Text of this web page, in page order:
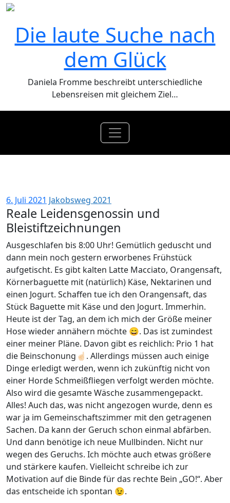
Zum
springenDie laute Suche nach
dem Glück
Daniela Fromme beschreibt unterschiedliche
Lebensreisen mit gleichem Ziel…
6. Juli 2021 Jakobsweg 2021
Reale Leidensgenossin und
Bleistiftzeichnungen
Ausgeschlafen bis 8:00 Uhr! Gemütlich geduscht und
dann mein noch gestern erworbenes Frühstück
aufgetischt. Es gibt kalten Latte Macciato, Orangensaft,
Körnerbaguette mit (natürlich) Käse, Nektarinen und
einen Jogurt. Schaffen tue ich den Orangensaft, das
Stück Baguette mit Käse und den Jogurt. Immerhin.
Heute ist der Tag, an dem ich mich der Größe meiner
Hose wieder annähern möchte 😄. Das ist zumindest
einer meiner Pläne. Davon gibt es reichlich: Prio 1 hat
die Beinschonung☝🏻. Allerdings müssen auch einige
Dinge erledigt werden, wenn ich zukünftig nicht von
einer Horde Schmeißfliegen verfolgt werden möchte.
Also wird die gesamte Wäsche zusammengepackt.
Alles! Auch das, was nicht angezogen wurde, denn es
war ja im Gemeinschaftszimmer mit den getragenen
Sachen. Da kann der Geruch schon einmal abfärben.
Und dann benötige ich neue Mullbinden. Nicht nur
wegen des Geruchs. Ich möchte auch etwas größere
und stärkere kaufen. Vielleicht schreibe ich zur
Motivation auf die Binde für das rechte Bein „GO!“. Aber
das entscheide ich spontan 😉.